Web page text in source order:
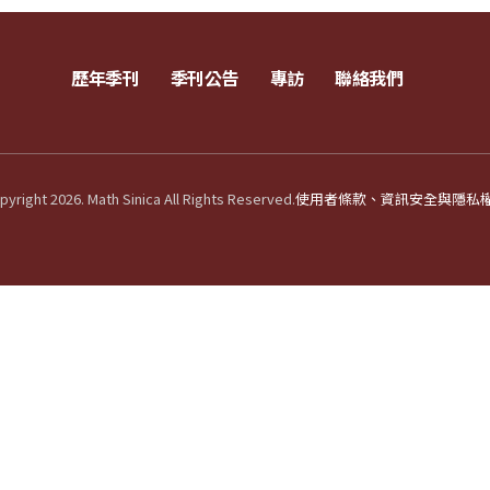
歷年季刊 季刊公告 專訪 聯絡我們
2026. Math Sinica All Rights Reserved.使用者條款、資訊安全與隱私